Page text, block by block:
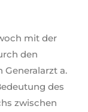
mit der
den
Generalarzt a.
des
zwischen